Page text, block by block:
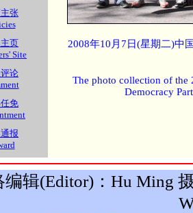
张
页
Site
论
免
报
2008年10月7日(星期二)中
The photo collection of the
Democracy
编辑(Editor)：Hu Ming